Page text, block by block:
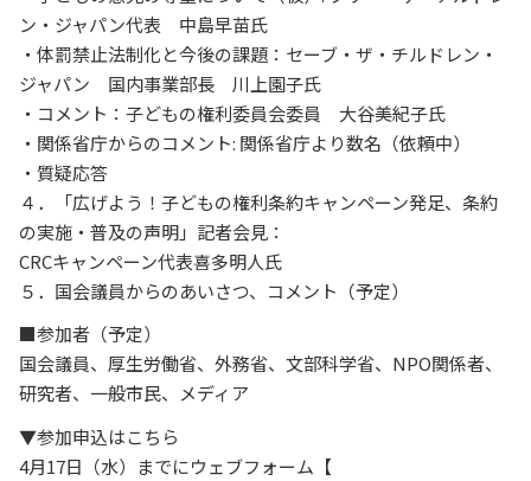
ン・ジャパン代表 中島早苗氏
・体罰禁止法制化と今後の課題：セーブ・ザ・チルドレン・
ジャパン 国内事業部長 川上園子氏
・コメント：子どもの権利委員会委員 大谷美紀子氏
・関係省庁からのコメント: 関係省庁より数名（依頼中）
・質疑応答
４．「広げよう！子どもの権利条約キャンペーン発足、条約
の実施・普及の声明」記者会見：
CRCキャンペーン代表喜多明人氏
５．国会議員からのあいさつ、コメント（予定）
■参加者（予定）
国会議員、厚生労働省、外務省、文部科学省、NPO関係者、
研究者、一般市民、メディア
▼参加申込はこちら
4月17日（水）までにウェブフォーム【